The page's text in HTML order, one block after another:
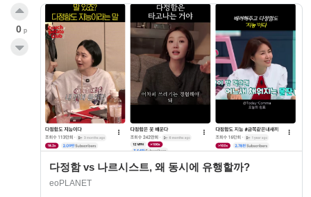
다정함 vs 나르시스트, 왜 동시에 유행할까?
eoPLANET
0 p